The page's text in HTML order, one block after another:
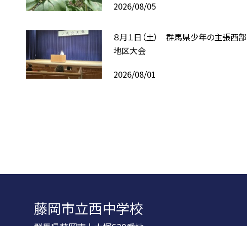
2026/08/05
８月１日（土） 群馬県少年の主張西部
地区大会
2026/08/01
藤岡市立西中学校